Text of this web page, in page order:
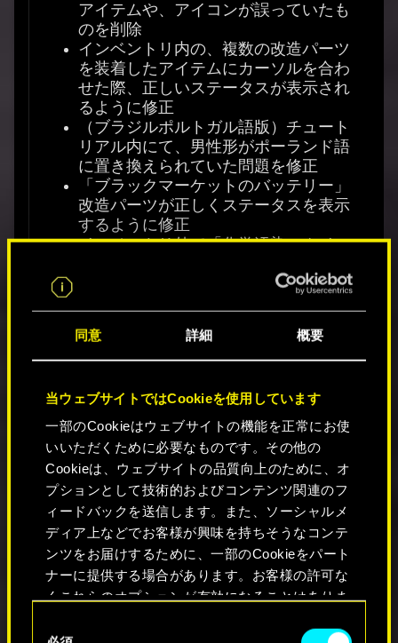
同意 詳細 概要
当ウェブサイトではCookieを使用しています
一部のCookieはウェブサイトの機能を正常にお使
いいただくために必要なものです。その他の
Cookieは、ウェブサイトの品質向上のために、オ
プションとして技術的およびコンテンツ関連のフ
ィードバックを送信します。また、ソーシャルメ
ディア上などでお客様が興味を持ちそうなコンテ
ンツをお届けするために、一部のCookieをパート
ナーに提供する場合があります。お客様の許可な
くこれらのオプションが有効になることはありま
アイテムや、アイコンが誤っていたも
のを削除
インベントリ内の、複数の改造パーツ
を装着したアイテムにカーソルを合わ
せた際、正しいステータスが表示され
るように修正
（ブラジルポルトガル語版）チュート
リアル内にて、男性形がポーランド語
に置き換えられていた問題を修正
「ブラックマーケットのバッテリー」
改造パーツが正しくステータスを表示
するように修正
インベントリ外で「化学汚染」クイッ
インベントリで「PUNKの二層タンクト
ップ」を装備した際、正しく表示され
会話のスキップ設定に関するロード中
ヒントを追加
「購入」の横に表示されている「ガリ
ーナ "Gecko"」のテキストを修正
「Holdin' On／反骨」「Killing In The Name
／大義のための犠牲」で、ナンシー・
ハートレーから送られてくる2個目の
SMSが正しく表示されるように修正
アップグレードコストの減少に関する
クラフトスキル進行報酬のテキストを
調整
キノー MTL-1」の画像が、実際の車と